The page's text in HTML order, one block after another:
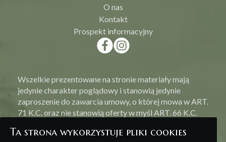
O nas
Kontakt
Prospekt informacyjny
Wszelkie prezentowane na stronie materiały mają
jedynie charakter poglądowy i stanowią jedynie
zaproszenie do zawarcia umowy, o której mowa w ART.
71 K.C. oraz nie stanowią oferty w myśl ART. 66 K.C.
Ta strona wykorzystuje pliki cookies